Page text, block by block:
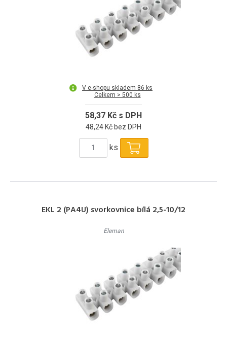
V e-shopu skladem 86 ks
Celkem > 500 ks
58,37 Kč s DPH
48,24 Kč bez DPH
ks
EKL 2 (PA4U) svorkovnice bílá 2,5-10/12
Eleman